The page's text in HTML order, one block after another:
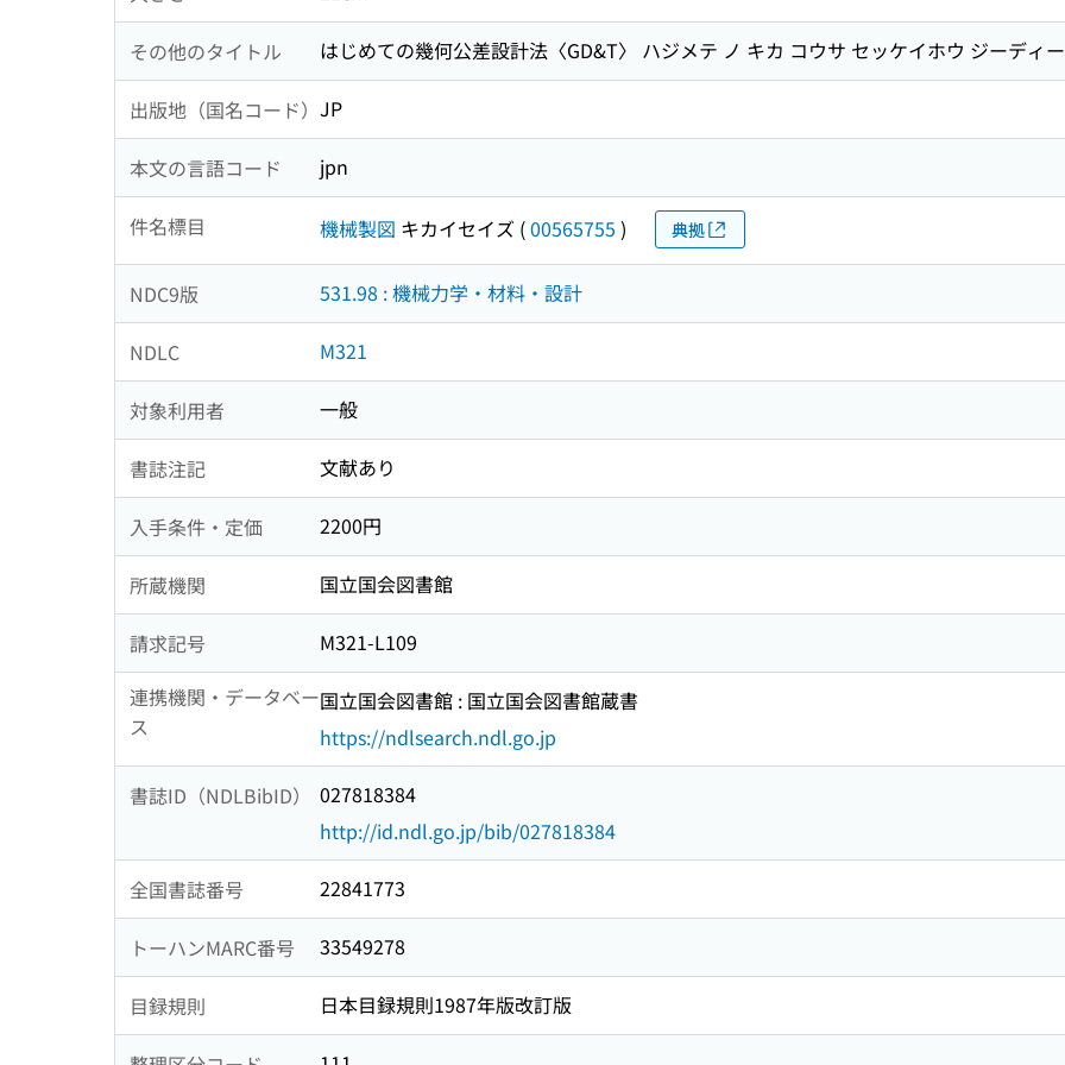
その他のタイトル はじめての幾何公差設計法〈GD&T〉 ハジメテ ノ キカ コウサ セッケイホウ ジーディ
出版地（国名コード） JP
本文の言語コード jpn
件名標目 機械製図 キカイセイズ (00565755 ) 典拠
NDC9版 531.98 : 機械力学・材料・設計
NDLC M321
対象利用者 一般
書誌注記 文献あり
入手条件・定価 2200円
所蔵機関 国立国会図書館
請求記号
M321-L109
連携機関・データベー
ス
国立国会図書館 : 国立国会図書館蔵書
https://ndlsearch.ndl.go.jp
書誌ID（NDLBibID）
027818384
http://id.ndl.go.jp/bib/027818384
全国書誌番号 22841773
トーハンMARC番号 33549278
目録規則 日本目録規則1987年版改訂版